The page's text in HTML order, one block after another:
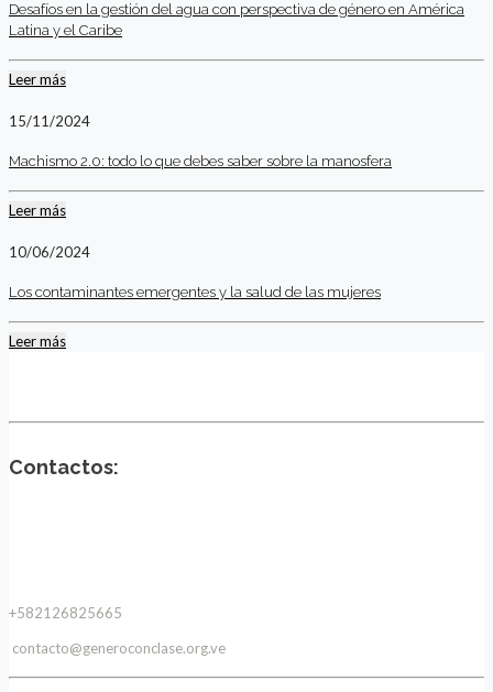
Desafíos en la gestión del agua con perspectiva de género en América
Latina y el Caribe
Leer más
15/11/2024
Machismo 2.0: todo lo que debes saber sobre la manosfera
Leer más
10/06/2024
Los contaminantes emergentes y la salud de las mujeres
Leer más
Contactos:
+582126825665
contacto@generoconclase.org.ve